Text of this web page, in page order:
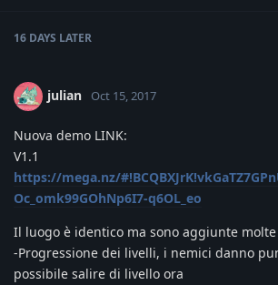
16 DAYS LATER
julian Oct 15, 2017
Nuova demo LINK:
V1.1
https://mega.nz/
Oc_omk99GOhNp6I7-q6OL_eo
Il luogo è identico ma sono aggiunte molte
-Progressione dei livelli, i nemici danno
possibile salire di livello ora